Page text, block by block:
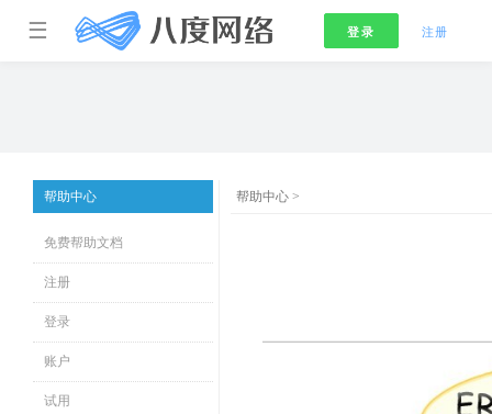
☰ 登录 注册
帮助中心
免费帮助文档
注册
登录
账户
试用
帮助中心 >